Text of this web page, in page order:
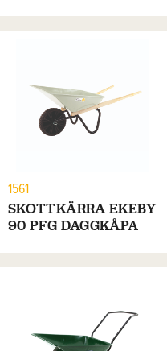
1561
SKOTTKÄRRA EKEBY
90 PFG DAGGKÅPA